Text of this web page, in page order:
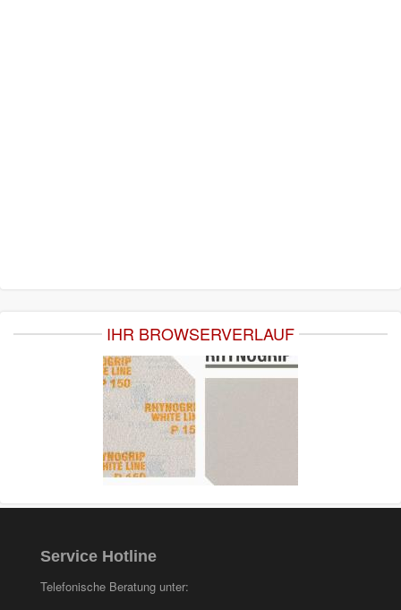
IHR BROWSERVERLAUF
Service Hotline
Telefonische Beratung unter: